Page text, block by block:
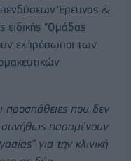
Έρευνας &
“Ομάδας
εκπρόσωποι των
προσπάθειες που δεν
συνήθως παραμένουν
για την κλινική